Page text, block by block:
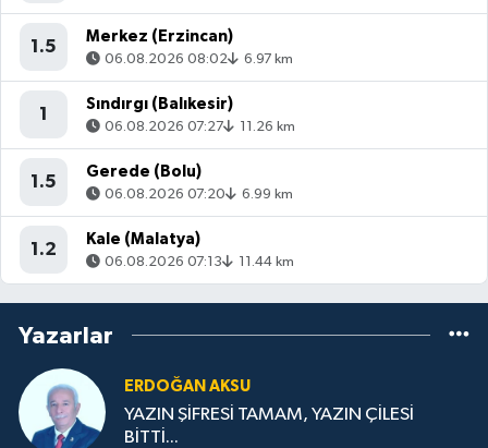
1.5
Merkez (Erzincan)
06.08.2026 08:02 6.97 km
1
Sındırgı (Balıkesir)
06.08.2026 07:27 11.26 km
1.5
Gerede (Bolu)
06.08.2026 07:20 6.99 km
1.2
Kale (Malatya)
06.08.2026 07:13 11.44 km
Yazarlar
ERDOĞAN AKSU
YAZIN ŞİFRESİ TAMAM, YAZIN ÇİLESİ
BİTTİ...